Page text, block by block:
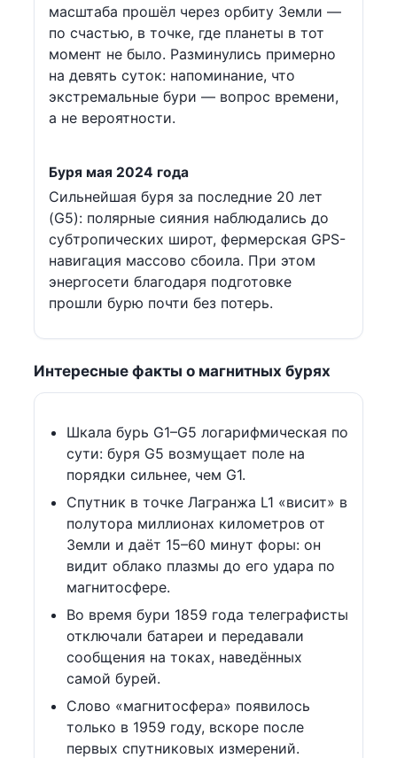
масштаба прошёл через орбиту Земли —
по счастью, в точке, где планеты в тот
момент не было. Разминулись примерно
на девять суток: напоминание, что
экстремальные бури — вопрос времени,
а не вероятности.
Буря мая 2024 года
Сильнейшая буря за последние 20 лет
(G5): полярные сияния наблюдались до
субтропических широт, фермерская GPS-
навигация массово сбоила. При этом
энергосети благодаря подготовке
прошли бурю почти без потерь.
Интересные факты о магнитных бурях
Шкала бурь G1–G5 логарифмическая по
сути: буря G5 возмущает поле на
порядки сильнее, чем G1.
Спутник в точке Лагранжа L1 «висит» в
полутора миллионах километров от
Земли и даёт 15–60 минут форы: он
видит облако плазмы до его удара по
магнитосфере.
Во время бури 1859 года телеграфисты
отключали батареи и передавали
сообщения на токах, наведённых
самой бурей.
Слово «магнитосфера» появилось
только в 1959 году, вскоре после
первых спутниковых измерений.